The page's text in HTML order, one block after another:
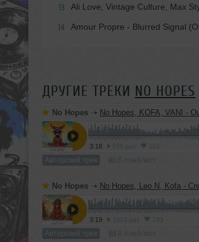
13 Ali Love, Vintage Culture, Max
14 Amour Propre - Blurred Signal
ДРУГИЕ ТРЕКИ NO HOPES
No Hopes ➝ No Hopes, KOFA, VANI -
3:18
Авторский трек
No Hopes ➝ No Hopes, Leo N, Kofa -
3:19
Авторский трек